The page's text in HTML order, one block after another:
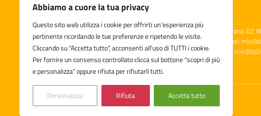
Abbiamo a cuore la tua privacy
Questo sito web utilizza i cookie per offrirti un’esperienza più
pertinente ricordando le tue preferenze e ripetendo le visite.
Cliccando su "Accetta tutto", acconsenti all'uso di TUTTI i cookie.
Per fornire un consenso controllato clicca sul bottone “scopri di più
e personalizza” oppure rifiuta per rifiutarli tutti.
Personalizza Rifiuta Accetta tutto
Istituto Comprensivo Statale
Leone Tolstoj
Via Zuara 7/9, Milano
Telefono: 02
E-mail:
PEC: